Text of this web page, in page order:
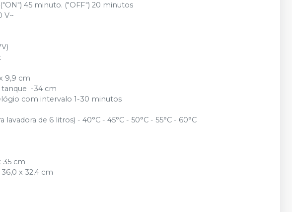
45 minuto. ("OFF") 20 minutos
V~
9,9 cm
-34 cm
com intervalo 1-30 minutos
de 6 litros) - 40°C - 45°C - 50°C - 55°C - 60°C
35 cm
x 32,4 cm